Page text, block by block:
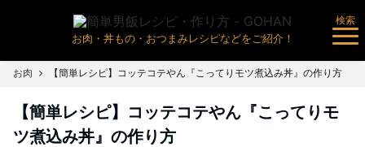
お肉・丼もの・おつまみレシピなどをご紹介！
検索
お肉 【簡単レシピ】コッテコテやん『こってりモツ煮込み丼』の作り方
【簡単レシピ】コッテコテやん『こってりモ
ツ煮込み丼』の作り方